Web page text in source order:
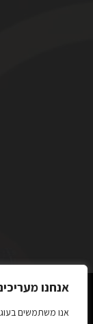
אנחנו
אנו משתמשים
כל